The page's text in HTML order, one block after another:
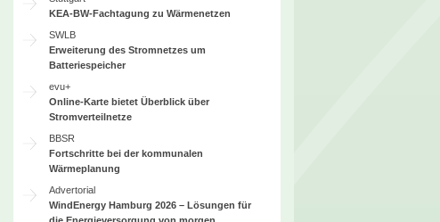
KEA-BW-Fachtagung zu Wärmenetzen
SWLB
Erweiterung des Stromnetzes um
Batteriespeicher
evu+
Online-Karte bietet Überblick über
Stromverteilnetze
BBSR
Fortschritte bei der kommunalen
Wärmeplanung
Advertorial
WindEnergy Hamburg 2026 – Lösungen für
die Energieversorgung von morgen